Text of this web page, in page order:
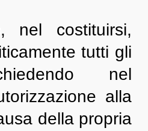
nel costituirsi,
tutti gli
nel
alla
della propria